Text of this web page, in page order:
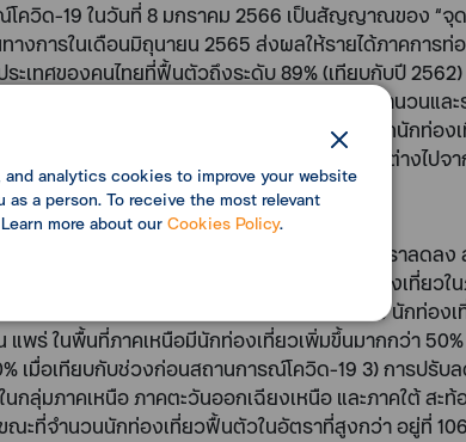
โควิด-19 ในวันที่ 8 มกราคม 2566 เป็นสัญญาณของ “จุ
างการในเดือนมิถุนายน 2565 ส่งผลให้รายได้ภาคการท่
ะเทศของคนไทยที่ฟื้นตัวถึงระดับ 89% (เทียบกับปี
นตัวของการท่องเที่ยวมีความไม่สมดุลของจำนวนและ
ขึ้นของจำนวนนักท่องเที่ยว ในขณะที่รายได้จากนักท่อง
การใช้จ่ายของนักท่องเที่ยวไทยและต่างชาติที่ต่างไปจา
วะเงินเฟ้อที่กดดันรายได้หลังหักค่าใช้จ่ายมีอัตราลดล
โดยไม่พักแรมเพิ่มขึ้น สะท้อนผ่านจำนวนนักท่องเที่ยวใ
ด้กลับฟื้นตัวเพียง 78% และ 92% ตามลำดับ 2) นักท่อง
พร่ ในพื้นที่ภาคเหนือมีนักท่องเที่ยวเพิ่มขึ้นมากกว่า 50%
เมื่อเทียบกับช่วงก่อนสถานการณ์โควิด-19 3) การปรับ
ลุ่มภาคเหนือ ภาคตะวันออกเฉียงเหนือ และภาคใต้ สะท้
ณะที่จำนวนนักท่องเที่ยวฟื้นตัวในอัตราที่สูงกว่า อยู่ที่
analytics cookies to improve your website
a person. To receive the most relevant
more about our Cookies Policy.